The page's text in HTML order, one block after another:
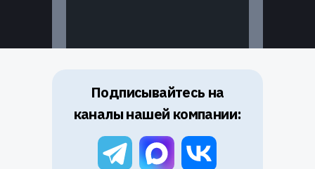
Подписывайтесь на
каналы нашей компании: